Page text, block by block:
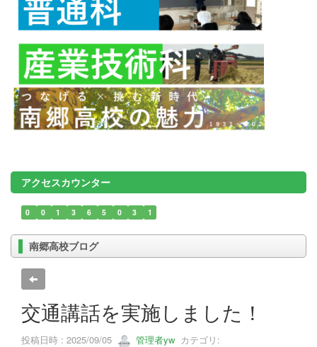
アクセスカウンター
0 0 1 3 6 5 0 3 1
南郷高校ブログ
交通講話を実施しました！
投稿日時 : 2025/09/05 管理者yw カテゴリ: